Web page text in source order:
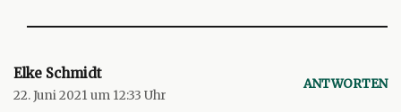
Elke Schmidt
22. Juni 2021 um 12:33 Uhr
ANTWORTEN